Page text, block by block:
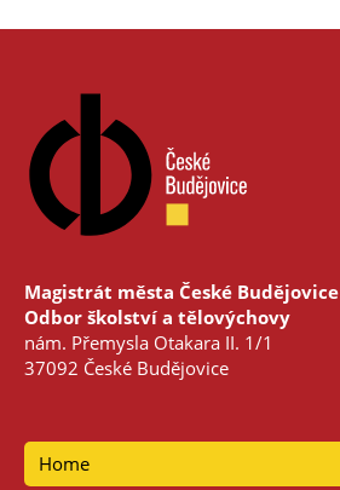
Magistrát města České Budějovice
Odbor školství a tělovýchovy
nám. Přemysla Otakara II. 1/1
37092 České Budějovice
Home